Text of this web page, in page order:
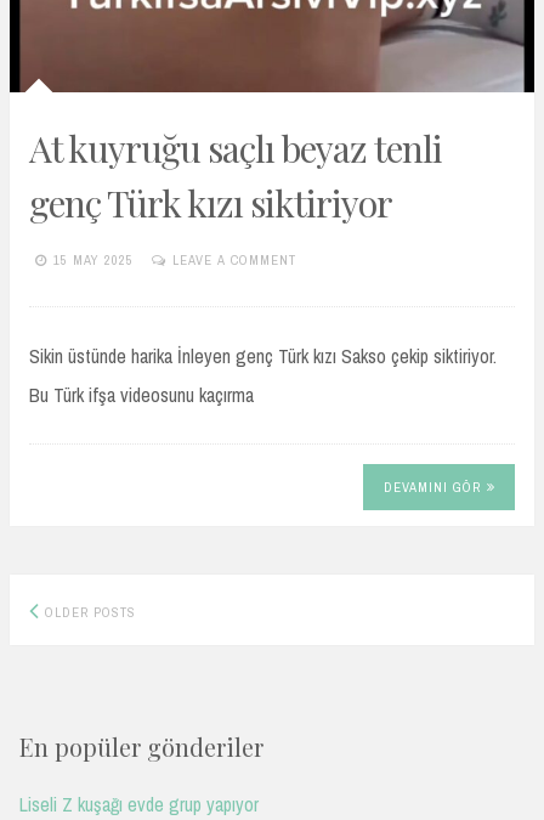
At kuyruğu saçlı beyaz tenli
genç Türk kızı siktiriyor
15 MAY 2025
LEAVE A COMMENT
Sikin üstünde harika İnleyen genç Türk kızı Sakso çekip siktiriyor.
Bu Türk ifşa videosunu kaçırma
DEVAMINI GÖR
Posts
OLDER POSTS
En popüler gönderiler
Liseli Z kuşağı evde grup yapıyor